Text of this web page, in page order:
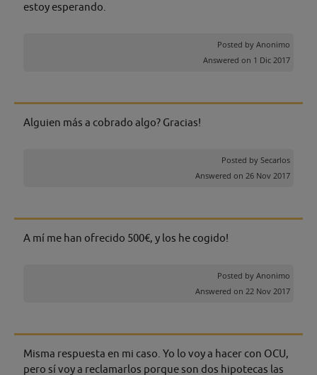
estoy esperando.
Posted by Anonimo
Answered on 1 Dic 2017
Alguien más a cobrado algo? Gracias!
Posted by Secarlos
Answered on 26 Nov 2017
A mí me han ofrecido 500€, y los he cogido!
Posted by Anonimo
Answered on 22 Nov 2017
Misma respuesta en mi caso. Yo lo voy a hacer con OCU,
pero sí voy a reclamarlos porque son dos hipotecas las